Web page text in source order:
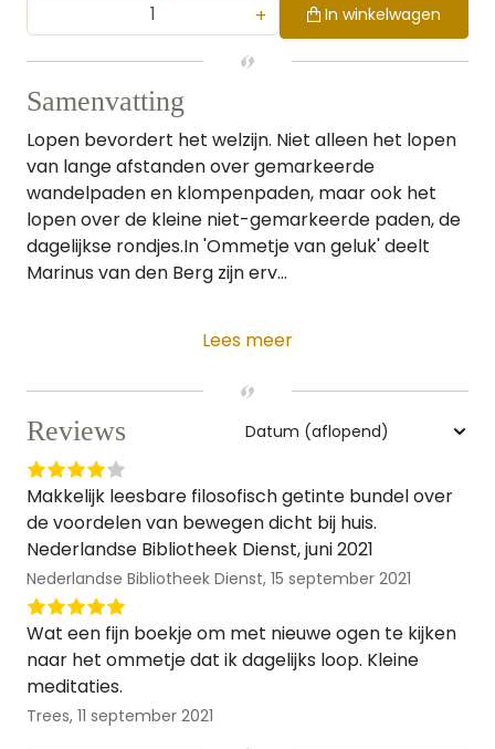
+ In winkelwagen
Samenvatting
Lopen bevordert het welzijn. Niet alleen het lopen
van lange afstanden over gemarkeerde
wandelpaden en klompenpaden, maar ook het
lopen over de kleine niet-gemarkeerde paden, de
dagelijkse rondjes.In 'Ommetje van geluk' deelt
Marinus van den Berg zijn erv...
Lees meer
Reviews
Makkelijk leesbare filosofisch getinte bundel over
de voordelen van bewegen dicht bij huis.
Nederlandse Bibliotheek Dienst, juni 2021
Nederlandse Bibliotheek Dienst, 15 september 2021
Wat een fijn boekje om met nieuwe ogen te kijken
naar het ommetje dat ik dagelijks loop. Kleine
meditaties.
Trees, 11 september 2021